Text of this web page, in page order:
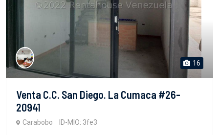
16
Venta C.C. San Diego. La Cumaca #26-
20941
Carabobo ID-MIO: 3fe3